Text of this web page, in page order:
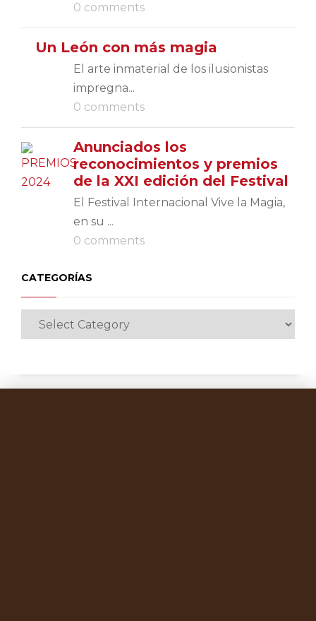
0 comments
Un León con más magia
El arte inmaterial de los ilusionistas
impregna...
0 comments
Anunciados los
reconocimientos y premios
de la XXI edición del Festival
El Festival Internacional Vive la Magia,
en su ...
0 comments
CATEGORÍAS